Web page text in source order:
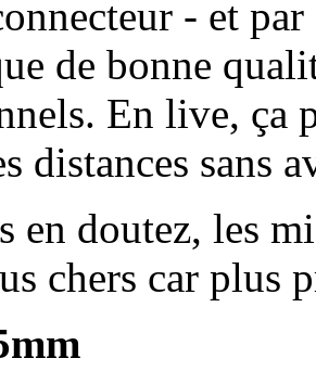
- et
de bonne
En live, ça
distances sans
en doutez, les
chers car plus